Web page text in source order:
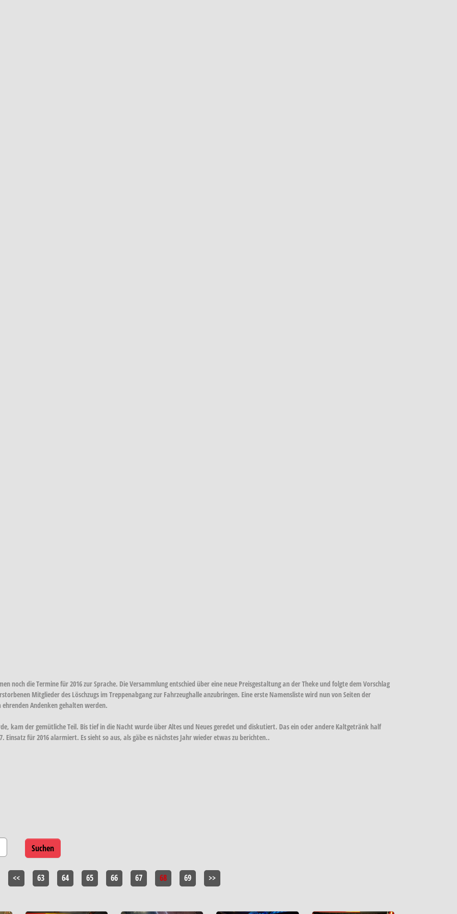
noch die Termine für 2016 zur Sprache. Die Versammlung entschied über eine neue Preisgestaltung an der Theke und folgte dem Vorschlag
Mitglieder des Löschzugs im Treppenabgang zur Fahrzeughalle anzubringen. Eine erste Namensliste wird nun von Seiten der
Andenken gehalten werden.
kam der gemütliche Teil. Bis tief in die Nacht wurde über Altes und Neues geredet und diskutiert. Das ein oder andere Kaltgetränk half
für 2016 alarmiert. Es sieht so aus, als gäbe es nächstes Jahr wieder etwas zu berichten..
<< 63 64 65 66 67 68 69 >>